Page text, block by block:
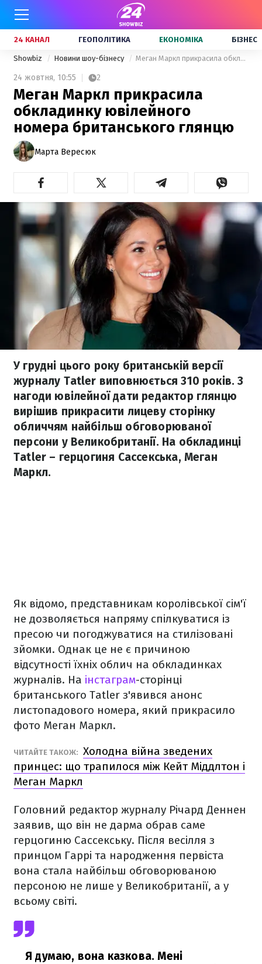
24 КАНАЛ ГЕОПОЛІТИКА ЕКОНОМІКА БІЗНЕС
Showbiz Новини шоу-бізнесу Меган Маркл прикрасила обкладинку ювілейного номера британського глянцю
24 жовтня, 10:55 2
Меган Маркл прикрасила
обкладинку ювілейного
номера британського глянцю
Марта Вересюк
У грудні цього року британській версії
журналу Tatler виповнюється 310 років. З
нагоди ювілейної дати редактор глянцю
вирішив прикрасити лицеву сторінку
обличчям найбільш обговорюваної
персони у Великобританії. На обкладинці
Tatler – герцогиня Сассекська, Меган
Маркл.
Як відомо, представникам королівської сім'ї
не дозволяється напряму спілкуватися із
пресою чи погоджуватися на стилізовані
зйомки. Однак це не є причиною
відсутності їхніх облич на обкладинках
журналів. На інстаграм-сторінці
британського Tatler з'явився анонс
листопадового номера, який прикрасило
фото Меган Маркл.
ЧИТАЙТЕ ТАКОЖ: Холодна війна зведених
принцес: що трапилося між Кейт Міддлтон і
Меган Маркл
Головний редактор журналу Річард Деннен
заявив, що він не дарма обрав саме
герцогиню Сассекську. Після весілля з
принцом Гаррі та народження первіста
вона стала найбільш обговорюваною
персоною не лише у Великобританії, а у
всьому світі.
Я думаю, вона казкова. Мені